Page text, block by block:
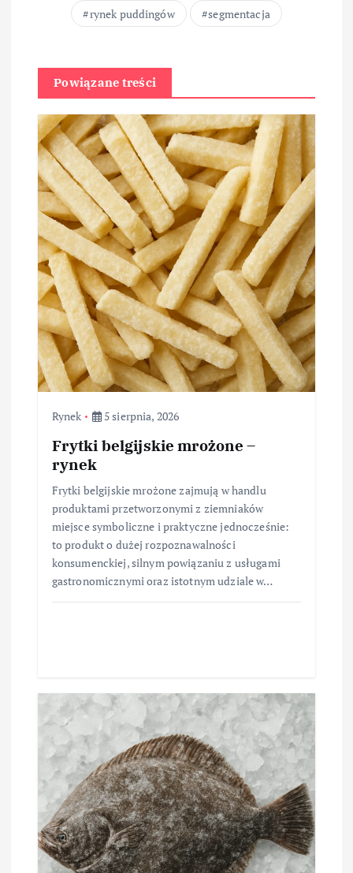
rynek puddingów
segmentacja
Powiązane treści
Rynek 5 sierpnia, 2026
Frytki belgijskie mrożone –
rynek
Frytki belgijskie mrożone zajmują w handlu
produktami przetworzonymi z ziemniaków
miejsce symboliczne i praktyczne jednocześnie:
to produkt o dużej rozpoznawalności
konsumenckiej, silnym powiązaniu z usługami
gastronomicznymi oraz istotnym udziale w…